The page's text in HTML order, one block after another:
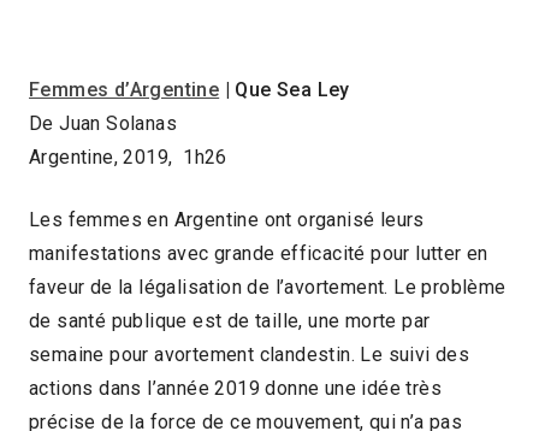
Femmes d’Argentine | Que Sea Ley
De Juan Solanas
Argentine, 2019, 1h26
Les femmes en Argentine ont organisé leurs
manifestations avec grande efficacité pour lutter en
faveur de la légalisation de l’avortement. Le problème
de santé publique est de taille, une morte par
semaine pour avortement clandestin. Le suivi des
actions dans l’année 2019 donne une idée très
précise de la force de ce mouvement, qui n’a pas